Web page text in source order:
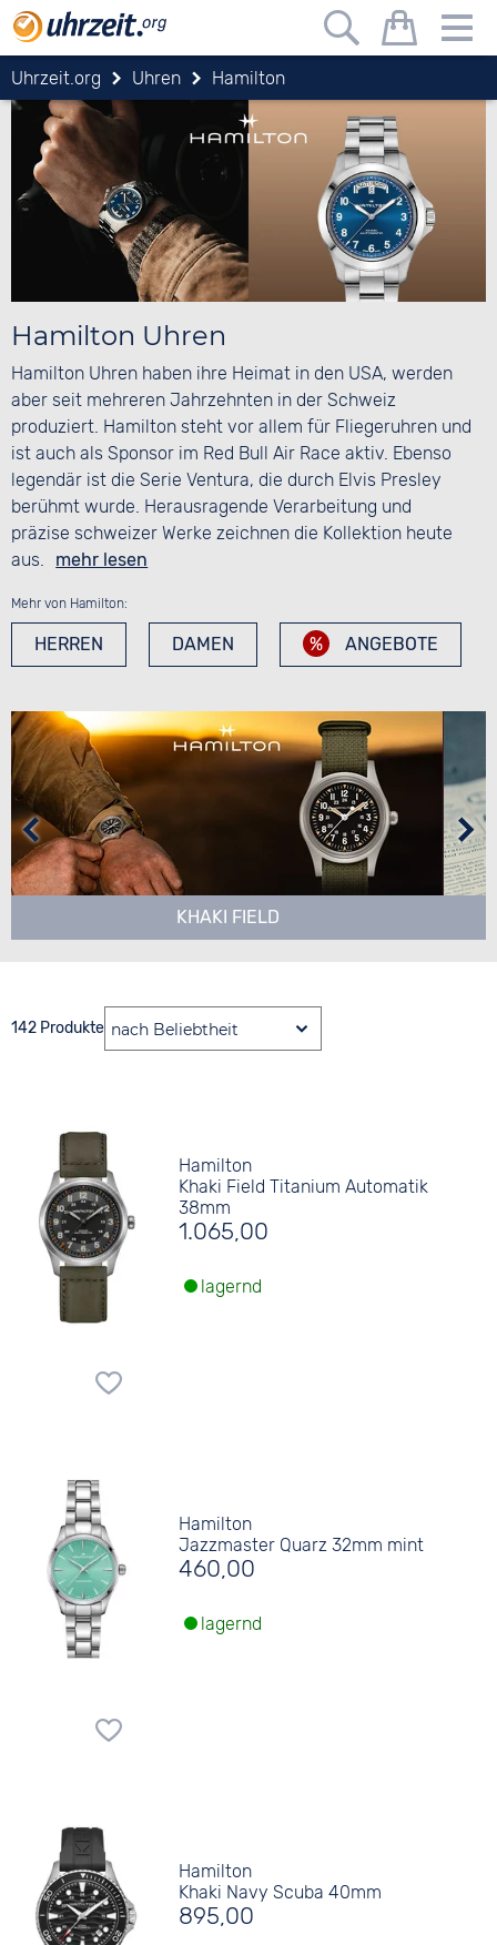
Uhrzeit.org Uhren Hamilton
Hamilton Uhren
Hamilton Uhren haben ihre Heimat in den USA, werden
aber seit mehreren Jahrzehnten in der Schweiz
produziert. Hamilton steht vor allem für Fliegeruhren und
ist auch als Sponsor im Red Bull Air Race aktiv. Ebenso
legendär ist die Serie Ventura, die durch Elvis Presley
berühmt wurde. Herausragende Verarbeitung und
präzise schweizer Werke zeichnen die Kollektion heute
aus.
mehr lesen
Mehr von Hamilton:
HERREN DAMEN ANGEBOTE
KHAKI FIELD
142 Produkte
Hamilton
Khaki Field Titanium Automatik
38mm
1.065,00
lagernd
Hamilton
Jazzmaster Quarz 32mm mint
460,00
lagernd
Hamilton
Khaki Navy Scuba 40mm
895,00